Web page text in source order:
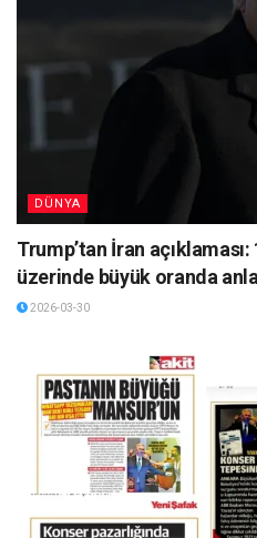
DÜNYA
Trump’tan İran
üzerinde büyük oranda
2026-03-30